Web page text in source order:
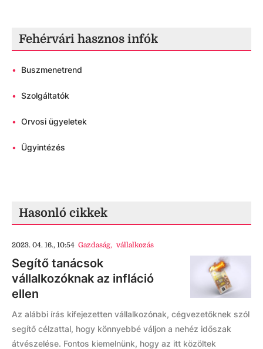
Fehérvári hasznos infók
• Buszmenetrend
• Szolgáltatók
• Orvosi ügyeletek
• Ügyintézés
Hasonló cikkek
2023. 04. 16., 10:54 Gazdaság, vállalkozás
Segítő tanácsok
vállalkozóknak az infláció
ellen
Az alábbi írás kifejezetten vállalkozónak, cégvezetőknek szól
segítő célzattal, hogy könnyebbé váljon a nehéz időszak
átvészelése. Fontos kiemelnünk, hogy az itt közöltek